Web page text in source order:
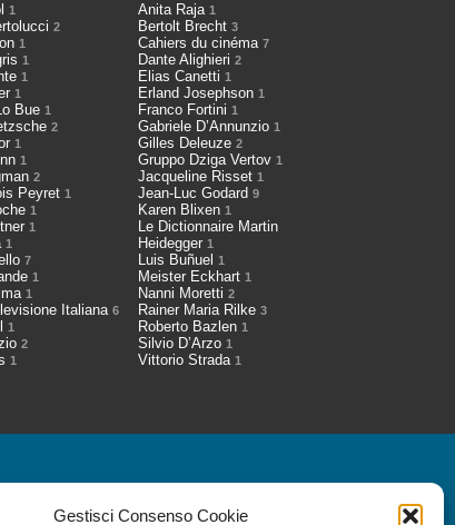
Gestisci Consenso Cookie
1 Anita Raja 1
2 Bertolt Brecht 3
1 Cahiers du cinéma 7
1 Dante Alighieri 2
1 Elias Canetti 1
1 Erland Josephson 1
Bue1 Franco Fortini 1
2 Gabriele D’Annunzio 1
1 Gilles Deleuze 2
1 Gruppo Dziga Vertov 1
2 Jacqueline Risset 1
Peyret1 Jean-Luc Godard 9
1 Karen Blixen 1
1
Le Dictionnaire Martin
Heidegger 1
1
7 Luis Buñuel 1
1 Meister Eckhart 1
1 Nanni Moretti 2
Italiana6 Rainer Maria Rilke 3
1 Roberto Bazlen 1
2 Silvio D’Arzo 1
1 Vittorio Strada 1